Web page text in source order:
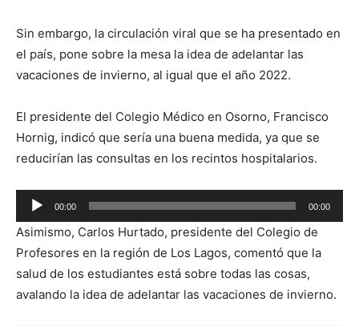
Sin embargo, la circulación viral que se ha presentado en
el país, pone sobre la mesa la idea de adelantar las
vacaciones de invierno, al igual que el año 2022.
El presidente del Colegio Médico en Osorno, Francisco
Hornig, indicó que sería una buena medida, ya que se
reducirían las consultas en los recintos hospitalarios.
Reproductor
de
audio
00:00 00:00
Asimismo, Carlos Hurtado, presidente del Colegio de
Profesores en la región de Los Lagos, comentó que la
salud de los estudiantes está sobre todas las cosas,
avalando la idea de adelantar las vacaciones de invierno.